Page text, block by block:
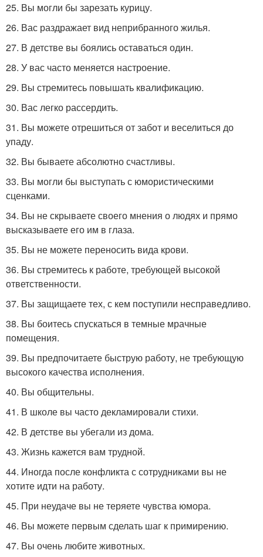
25. Вы могли бы зарезать курицу.
26. Вас раздражает вид неприбранного жилья.
27. В детстве вы боялись оставаться один.
28. У вас часто меняется настроение.
29. Вы стремитесь повышать квалификацию.
30. Вас легко рассердить.
31. Вы можете отрешиться от забот и веселиться до
упаду.
32. Вы бываете абсолютно счастливы.
33. Вы могли бы выступать с юмористическими
сценками.
34. Вы не скрываете своего мнения о людях и прямо
высказываете его им в глаза.
35. Вы не можете переносить вида крови.
36. Вы стремитесь к работе, требующей высокой
ответственности.
37. Вы защищаете тех, с кем поступили несправедливо.
38. Вы боитесь спускаться в темные мрачные
помещения.
39. Вы предпочитаете быструю работу, не требующую
высокого качества исполнения.
40. Вы общительны.
41. В школе вы часто декламировали стихи.
42. В детстве вы убегали из дома.
43. Жизнь кажется вам трудной.
44. Иногда после конфликта с сотрудниками вы не
хотите идти на работу.
45. При неудаче вы не теряете чувства юмора.
46. Вы можете первым сделать шаг к примирению.
47. Вы очень любите животных.